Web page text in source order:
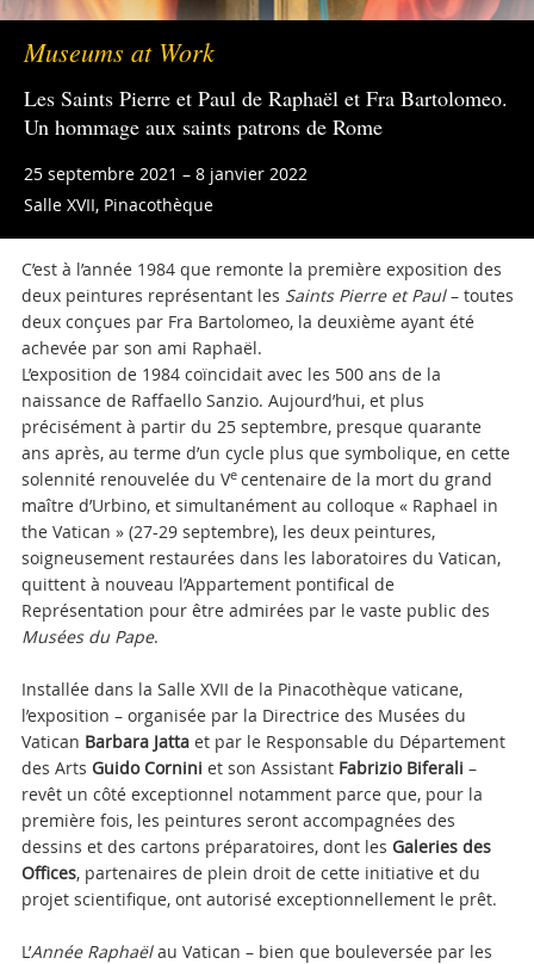
Museums at Work
Les Saints Pierre et Paul de Raphaël et Fra Bartolomeo.
Un hommage aux saints patrons de Rome
25 septembre 2021 – 8 janvier 2022
Salle XVII, Pinacothèque
C’est à l’année 1984 que remonte la première exposition des
deux peintures représentant les Saints Pierre et Paul– toutes
deux conçues par Fra Bartolomeo, la deuxième ayant été
achevée par son ami Raphaël.
L’exposition de 1984 coïncidait avec les 500 ans de la
naissance de Raffaello Sanzio. Aujourd’hui, et plus
précisément à partir du 25 septembre, presque quarante
ans après, au terme d’un cycle plus que symbolique, en cette
solennité renouvelée du Ve centenaire de la mort du grand
maître d’Urbino, et simultanément au colloque « Raphael in
the Vatican » (27-29 septembre), les deux peintures,
soigneusement restaurées dans les laboratoires du Vatican,
quittent à nouveau l’Appartement pontifical de
Représentation pour être admirées par le vaste public des
Musées du Pape.
Installée dans la Salle XVII de la Pinacothèque vaticane,
l’exposition – organisée par la Directrice des Musées du
Vatican Barbara Jattaet par le Responsable du Département
des Arts Guido Cornini et son Assistant Fabrizio Biferali –
revêt un côté exceptionnel notamment parce que, pour la
première fois, les peintures seront accompagnées des
dessins et des cartons préparatoires, dont les Galeries des
Offices, partenaires de plein droit de cette initiative et du
projet scientifique, ont autorisé exceptionnellement le prêt.
L’Année Raphaëlau Vatican – bien que bouleversée par les